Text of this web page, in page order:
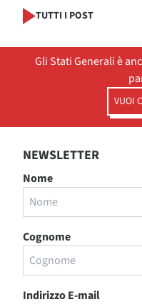
TUTTI I POST
Gli Stati Generali è
VUOI
NEWSLETTER
Nome
Cognome
Indirizzo E-mail